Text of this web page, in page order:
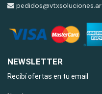
pedidos@vtxsoluciones.ar
NEWSLETTER
Recibí ofertas en tu email